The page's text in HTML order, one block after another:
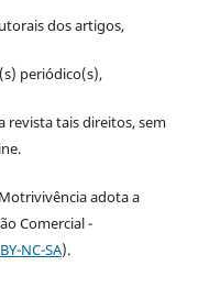
dos artigos,
periódico(s),
revista tais direitos, sem
adota a
Comercial -
NC-SA).